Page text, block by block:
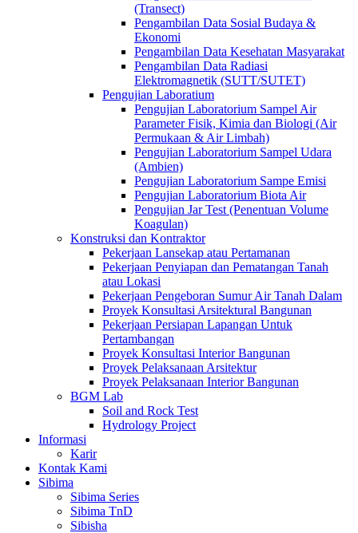
(Transect)
Pengambilan Data Sosial Budaya &
Ekonomi
Pengambilan Data Kesehatan Masyarakat
Pengambilan Data Radiasi
Elektromagnetik (SUTT/SUTET)
Pengujian Laboratium
Pengujian Laboratorium Sampel Air
Parameter Fisik, Kimia dan Biologi (Air
Permukaan & Air Limbah)
Pengujian Laboratorium Sampel Udara
(Ambien)
Pengujian Laboratorium Sampe Emisi
Pengujian Laboratorium Biota Air
Pengujian Jar Test (Penentuan Volume
Koagulan)
Konstruksi dan Kontraktor
Pekerjaan Lansekap atau Pertamanan
Pekerjaan Penyiapan dan Pematangan Tanah
atau Lokasi
Pekerjaan Pengeboran Sumur Air Tanah Dalam
Proyek Konsultasi Arsitektural Bangunan
Pekerjaan Persiapan Lapangan Untuk
Pertambangan
Proyek Konsultasi Interior Bangunan
Proyek Pelaksanaan Arsitektur
Proyek Pelaksanaan Interior Bangunan
BGM Lab
Soil and Rock Test
Hydrology Project
Informasi
Karir
Kontak Kami
Sibima
Sibima Series
Sibima TnD
Sibisha